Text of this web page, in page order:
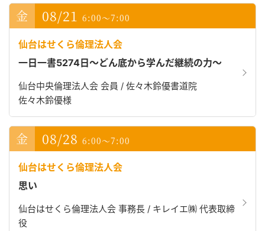
08/21 6:00～7:00
仙台はせくら倫理法人会
一日一書5274日～どん底から学んだ継続の力～
仙台中央倫理法人会 会員 / 佐々木鈴優書道院
佐々木鈴優様
08/28 6:00～7:00
仙台はせくら倫理法人会
思い
仙台はせくら倫理法人会 事務長 / キレイエ㈱ 代表取締
役